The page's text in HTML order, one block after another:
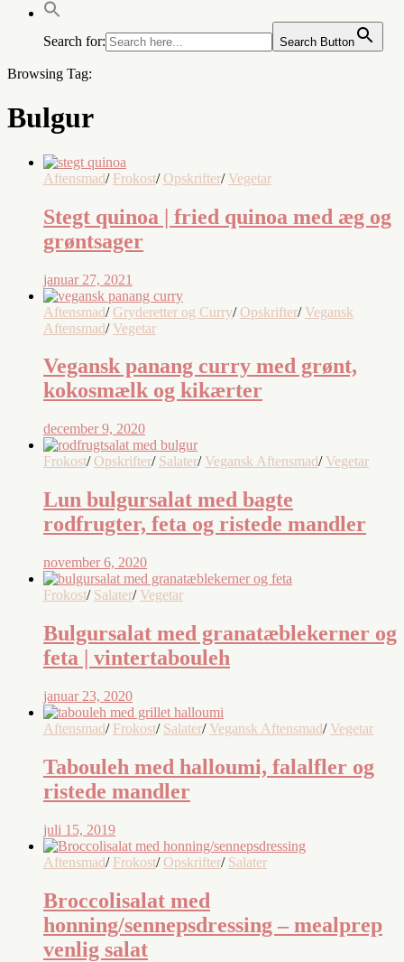
Search for: Search Button
Browsing Tag:
Bulgur
Aftensmad/ Frokost/ Opskrifter/ Vegetar
Stegt quinoa | fried quinoa med æg og
grøntsager
januar 27, 2021
Aftensmad/ Gryderetter og Curry/ Opskrifter/ Vegansk
Aftensmad/ Vegetar
Vegansk panang curry med grønt,
kokosmælk og kikærter
december 9, 2020
Frokost/ Opskrifter/ Salater/ Vegansk Aftensmad/ Vegetar
Lun bulgursalat med bagte
rodfrugter, feta og ristede mandler
november 6, 2020
Frokost/ Salater/ Vegetar
Bulgursalat med granatæblekerner og
feta | vintertabouleh
januar 23, 2020
Aftensmad/ Frokost/ Salater/ Vegansk Aftensmad/ Vegetar
Tabouleh med halloumi, falalfler og
ristede mandler
juli 15, 2019
Aftensmad/ Frokost/ Opskrifter/ Salater
Broccolisalat med
honning/sennepsdressing – mealprep
venlig salat